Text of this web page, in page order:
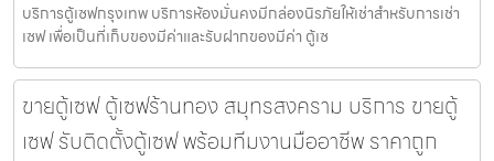
บริการตู้เซฟกรุงเทพ บริการห้องมั่นคงมีกล่องนิรภัยให้เช่าสำหรับการเช่า
เซฟ เพื่อเป็นที่เก็บของมีค่าและรับฝากของมีค่า ตู้เซ
ขายตู้เซฟ ตู้เซฟร้านทอง สมุทรสงคราม บริการ ขายตู้
เซฟ รับติดตั้งตู้เซฟ พร้อมทีมงานมืออาชีพ ราคาถูก